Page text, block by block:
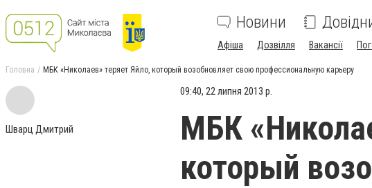
Новини
Афіша Дозвілля Вакансії
Головна МБК «Николаев» теряет Яйло, который возобновляет свою профессиональную карьеру
Шварц Дмитрий
09:40, 22 липня 2013 р.
МБК
который